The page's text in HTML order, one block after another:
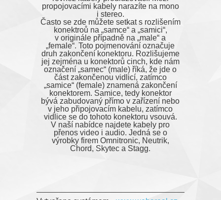
propojovacími kabely narazíte na mono
i stereo.
Často se zde můžete setkat s rozlišením
konektroů na „samce“ a „samici“,
v originále případně na „male“ a
„female“. Toto pojmenování označuje
druh zakončení konektoru. Rozlišujeme
jej zejména u konektorů cinch, kde nám
označení „samec“ (male) říká, že jde o
část zakončenou vidlicí, zatímco
„samice“ (female) znamená zakončení
konektorem. Samice, tedy konektor
bývá zabudovaný přímo v zařízení nebo
v jeho připojovacím kabelu, zatímco
vidlice se do tohoto konektoru vsouvá.
V naší nabídce najdete kabely pro
přenos video i audio. Jedná se o
výrobky firem Omnitronic, Neutrik,
Chord, Skytec a Stagg.